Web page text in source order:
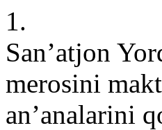
1.
San’atjon
merosini
an’analarini